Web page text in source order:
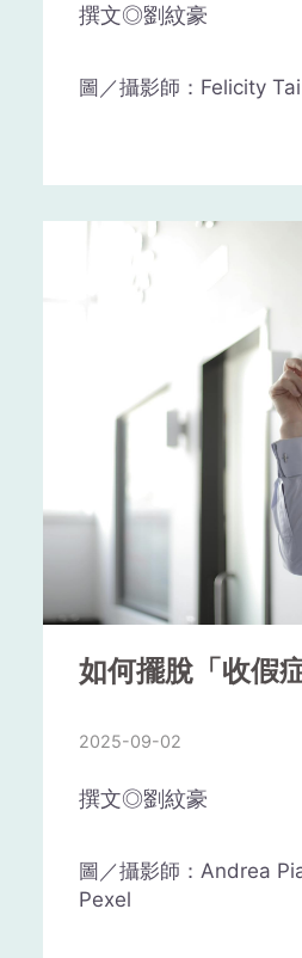
楊聰財偶爾會和孩子發
情緒性回話時，他不會
不要跟他計較。」雖
▸自我改造3：察覺
脾氣不好的人，平時要
狀態，掌握情緒失控的
類似感覺浮上心頭，
亂」、「心裡悶的不
的徵兆，在若隱若現
麻及早處理。
楊聰財提供幾個情緒管
是「橡皮筋解壓法」，
「厭惡制約」理論，
和處罰連結在一起，
只要發現負面情緒出現
狠彈自己一下，負面情
時，不妨閉上眼睛，將
能帶給你喜悅的事情上
到美國旅行時，開車到
如此寫能讓人資或面試
有目標。
二、陳述最具代表性的
——不在於多，而在於
經歷，深入描述，不只
麼」，而是強調「你如
麼？貢獻了什麼？」。
例如：「在大學社團
召，面對經費不足與人
提出分組合作與外部
功辦成百人講座。這
通協調與專案管理，
非發號施令，而是創造
故事要有細節、有轉折
讓人相信你的能力是「
三、展現個人特質，不
責」、「我樂於學習」
為證，就缺乏說服力 。
建議的做法是，用經驗
例如你說你有責任感，
何堅持完成一項困難的
壓，就舉出你如何面對
當代社會因為科技的進
卻也讓真正的溝通方式
訊、貼圖成為日常的溝
麼，深入了解彼此內心
所謂「深度溝通力」，
達的能力，更是一種理
係、促進共識的能力。
關係、職場合作乃至
關鍵角色。
何謂深度溝通？深度溝
動中能夠真正了解對
價值觀，並透過表達與
造理解與連結的過程。
同，後者僅停留在資
的層面。例如，「你今
諸如此類話語可能只是
方的內在感受受、信念
說，在團隊中，若主管
「在這個專案中，你最
受？」如此就能開啟真
產生誤解與壓抑。
撰文◎劉紋豪
圖／攝影師：Felicity
離職不是瀟灑地離
之前，要先做好交
者好進行後續的工作
事要做好，那就是好好
接。做好交接工作，能
會對公司造成太大影
如何擺脫「收假
2025-09-02
撰文◎劉紋豪
圖／攝影師：Andrea
Pexel